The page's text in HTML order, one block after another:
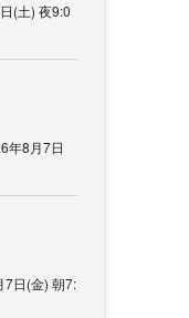
(土) 夜9:0
年8月7日
7日(金) 朝7: